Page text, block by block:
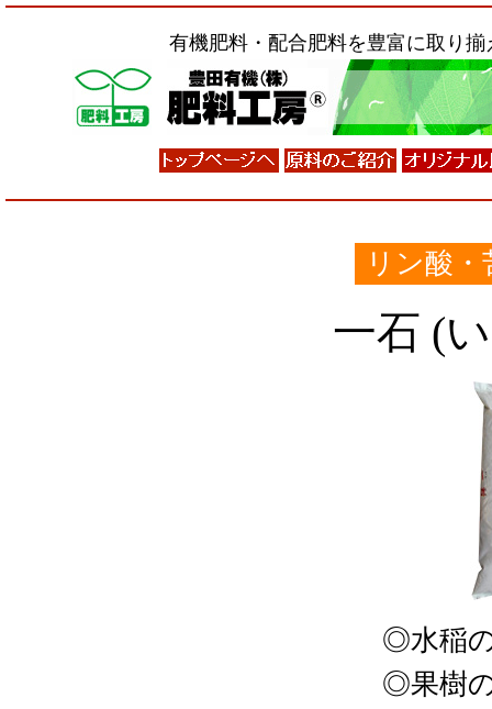
有機肥料・配合肥料を豊富に取り
リン酸
一石 (
◎水稲
◎果樹